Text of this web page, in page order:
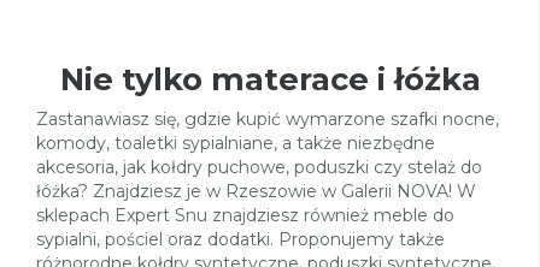
Nie tylko materace i łóżka
Zastanawiasz się, gdzie kupić wymarzone szafki nocne,
komody, toaletki sypialniane, a także niezbędne
akcesoria, jak kołdry puchowe, poduszki czy stelaż do
łóżka? Znajdziesz je w Rzeszowie w Galerii NOVA! W
sklepach Expert Snu znajdziesz również meble do
sypialni, pościel oraz dodatki. Proponujemy także